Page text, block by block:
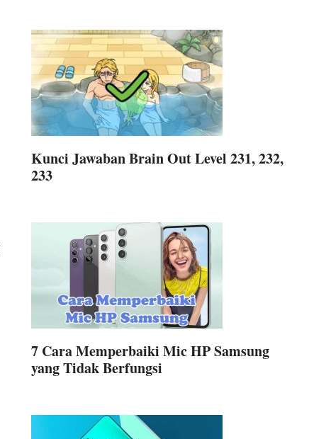
Kunci Jawaban Brain Out Level 231, 232,
233
7 Cara Memperbaiki Mic HP Samsung
yang Tidak Berfungsi